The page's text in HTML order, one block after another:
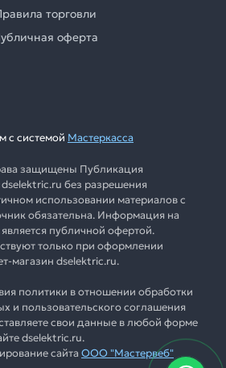
торговли
оферта
с системой Мастеркасса
защищены Публикация
без разрешения
использовании материалов с
обязательна. Информация на
публичной офертой.
только при оформлении
магазин dselektric.ru.
политики в отношении обработки
и пользовательского соглашения
свои данные в любой форме
dselektric.ru.
сайта ООО "Мастервеб"